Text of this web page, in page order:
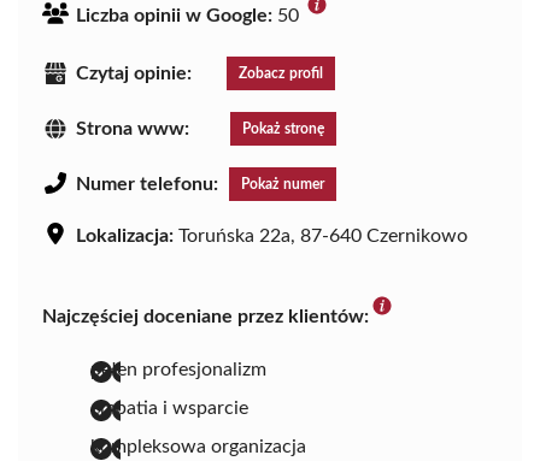
Liczba opinii w Google: 50
Czytaj opinie: Zobacz profil
Strona www: Pokaż stronę
Numer telefonu: Pokaż numer
Lokalizacja: Toruńska 22a, 87-640 Czernikowo
Najczęściej doceniane przez klientów:
pełen profesjonalizm
empatia i wsparcie
kompleksowa organizacja